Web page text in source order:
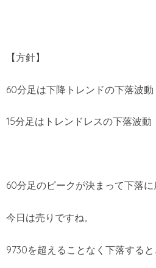
【方針】
60分足は下降トレンドの下落波動
15分足はトレンドレスの下落波動
60分足のピークが決まって下落に
今日は売りですね。
9730を超えることなく下落すると